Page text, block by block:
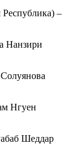
–
Нанзири
Нгуен
Шеддар